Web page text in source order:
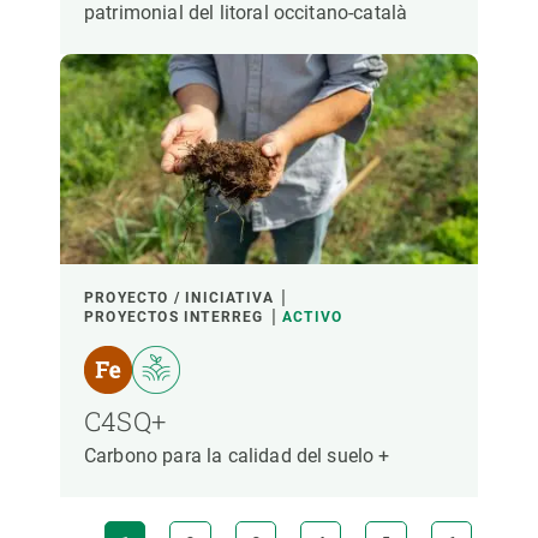
patrimonial del litoral occitano-català
PROYECTO / INICIATIVA
PROYECTOS INTERREG
ACTIVO
C4SQ+
Carbono para la calidad del suelo +